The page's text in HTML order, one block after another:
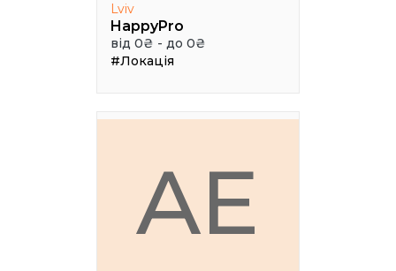
Lviv
HappyPro
від 0₴ - до 0₴
#Локація
AE